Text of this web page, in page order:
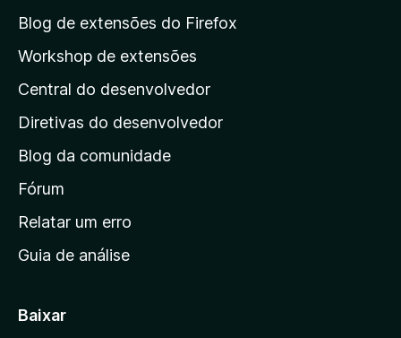
a
á
g
i
a
i
n
c
a
Blog de extensões do Firefox
Workshop de extensões
Central do desenvolvedor
Diretivas do desenvolvedor
Blog da comunidade
Fórum
Relatar um erro
Guia de análise
Baixar